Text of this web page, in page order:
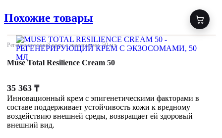
Похожие товары
Регенерирующий крем с экзосомами, 50 мл
Muse Total Resilience Cream 50
35 363 ₸
Инновационный крем с эпигенетическими факторами в
составе поддерживает устойчивость кожи к вредному
воздействию внешней среды, возвращает ей здоровый
внешний вид.